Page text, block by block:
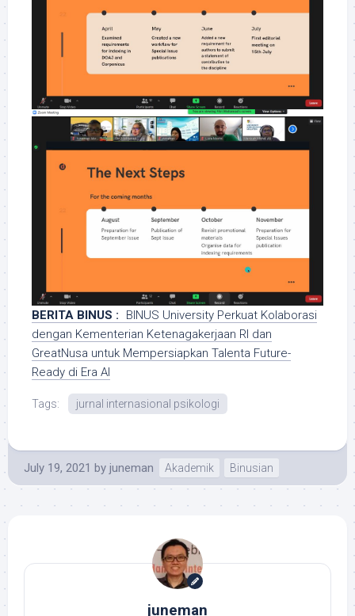
BERITA BINUS :
BINUS University Perkuat Kolaborasi
dengan Kementerian Ketenagakerjaan RI dan
GreatNusa untuk Mempersiapkan Talenta Future-
Ready di Era AI
Tags: jurnal internasional psikologi
July 19, 2021 by juneman Akademik Binusian
juneman